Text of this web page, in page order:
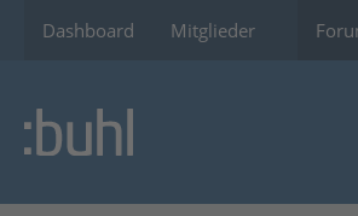
Dashboard Mitglieder